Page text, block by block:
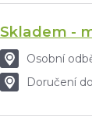
Skladem -
Osobní
Doručení